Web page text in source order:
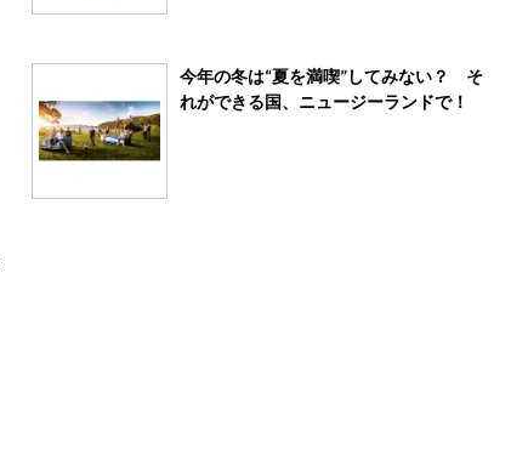
今年の冬は“夏を満喫”してみない？ そ
れができる国、ニュージーランドで！